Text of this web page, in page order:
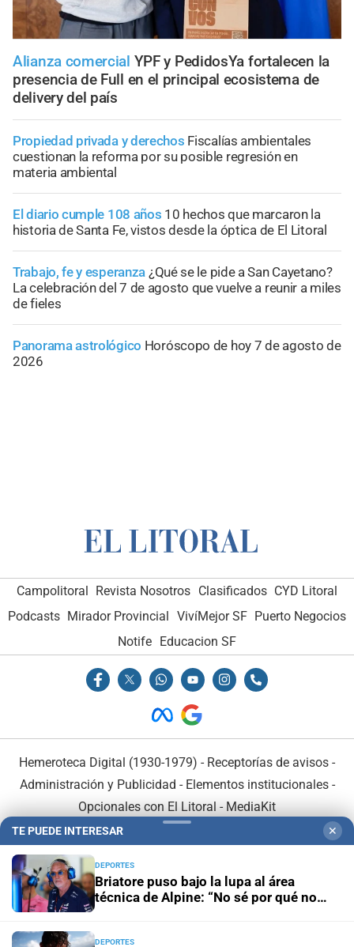
Alianza comercial YPF y PedidosYa fortalecen la
presencia de Full en el principal ecosistema de
delivery del país
Propiedad privada y derechos Fiscalías ambientales
cuestionan la reforma por su posible regresión en
materia ambiental
El diario cumple 108 años 10 hechos que marcaron la
historia de Santa Fe, vistos desde la óptica de El Litoral
Trabajo, fe y esperanza ¿Qué se le pide a San Cayetano?
La celebración del 7 de agosto que vuelve a reunir a miles
de fieles
Panorama astrológico Horóscopo de hoy 7 de agosto de
2026
Campolitoral Revista Nosotros Clasificados CYD Litoral
Podcasts Mirador Provincial VivíMejor SF Puerto Negocios
Notife Educacion SF
Hemeroteca Digital (1930-1979) - Receptorías de avisos -
Administración y Publicidad - Elementos institucionales-
Opcionales con El Litoral - MediaKit
TE PUEDE INTERESAR ✕
DEPORTES
Briatore puso bajo la lupa al área
técnica de Alpine: “No sé por qué no
DEPORTES